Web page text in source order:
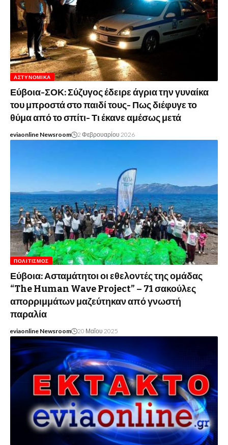
ΑΣΤΥΝΟΜΙΚΆ
Εύβοια-ΣΟΚ: Σύζυγος έδειρε άγρια την γυναίκα
του μπροστά στο παιδί τους- Πως διέφυγε το
θύμα από το σπίτι- Τι έκανε αμέσως μετά
eviaonline Newsroom 2 Φεβρουαρίου 2026
ΠΟΛΙΤΙΣΜΌΣ
Εύβοια: Ασταμάτητοι οι εθελοντές της ομάδας
“The Human Wave Project” – 71 σακούλες
απορριμμάτων μαζεύτηκαν από γνωστή
παραλία
eviaonline Newsroom 20 Μαΐου 2025